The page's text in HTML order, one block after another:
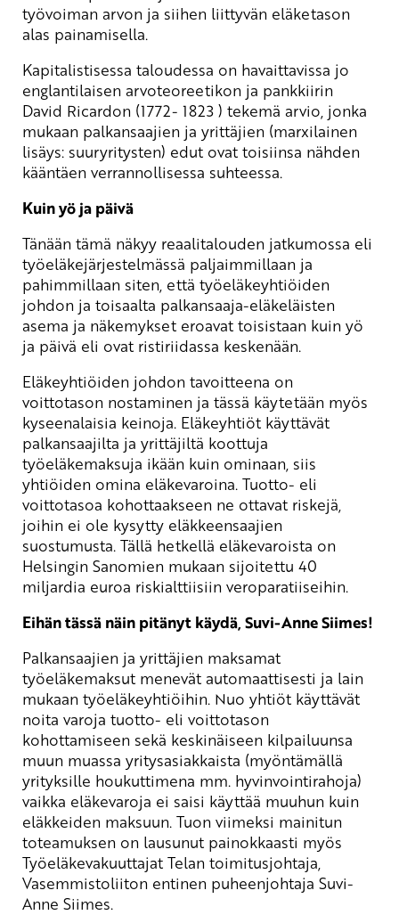
työvoiman arvon ja siihen liittyvän eläketason
alas painamisella.
Kapitalistisessa taloudessa on havaittavissa jo
englantilaisen arvoteoreetikon ja pankkiirin
David Ricardon (1772- 1823 ) tekemä arvio, jonka
mukaan palkansaajien ja yrittäjien (marxilainen
lisäys: suuryritysten) edut ovat toisiinsa nähden
kääntäen verrannollisessa suhteessa.
Kuin yö ja päivä
Tänään tämä näkyy reaalitalouden jatkumossa eli
työeläkejärjestelmässä paljaimmillaan ja
pahimmillaan siten, että työeläkeyhtiöiden
johdon ja toisaalta palkansaaja-eläkeläisten
asema ja näkemykset eroavat toisistaan kuin yö
ja päivä eli ovat ristiriidassa keskenään.
Eläkeyhtiöiden johdon tavoitteena on
voittotason nostaminen ja tässä käytetään myös
kyseenalaisia keinoja. Eläkeyhtiöt käyttävät
palkansaajilta ja yrittäjiltä koottuja
työeläkemaksuja ikään kuin ominaan, siis
yhtiöiden omina eläkevaroina. Tuotto- eli
voittotasoa kohottaakseen ne ottavat riskejä,
joihin ei ole kysytty eläkkeensaajien
suostumusta. Tällä hetkellä eläkevaroista on
Helsingin Sanomien mukaan sijoitettu 40
miljardia euroa riskialttiisiin veroparatiiseihin.
Eihän tässä näin pitänyt käydä, Suvi-Anne Siimes!
Palkansaajien ja yrittäjien maksamat
työeläkemaksut menevät automaattisesti ja lain
mukaan työeläkeyhtiöihin. Nuo yhtiöt käyttävät
noita varoja tuotto- eli voittotason
kohottamiseen sekä keskinäiseen kilpailuunsa
muun muassa yritysasiakkaista (myöntämällä
yrityksille houkuttimena mm. hyvinvointirahoja)
vaikka eläkevaroja ei saisi käyttää muuhun kuin
eläkkeiden maksuun. Tuon viimeksi mainitun
toteamuksen on lausunut painokkaasti myös
Työeläkevakuuttajat Telan toimitusjohtaja,
Vasemmistoliiton entinen puheenjohtaja Suvi-
Anne Siimes.